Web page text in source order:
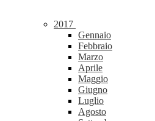
2017
Gennaio
Febbraio
Marzo
Aprile
Maggio
Giugno
Luglio
Agosto